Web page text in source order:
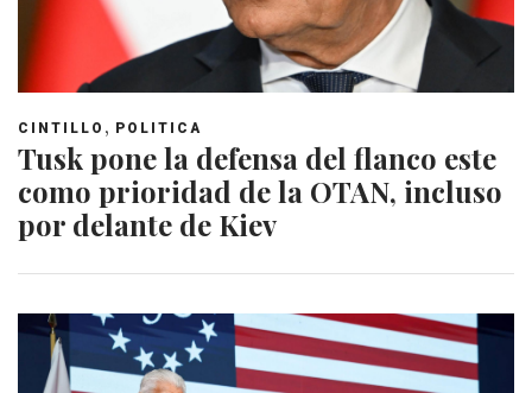
CINTILLO , POLITICA
Tusk pone la defensa del flanco este
como prioridad de la OTAN, incluso
por delante de Kiev